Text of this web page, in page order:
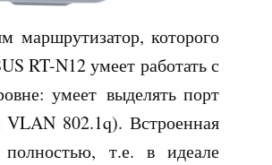
которого
RT-N12 умеет работать с
умеет выделять порт
VLAN 802.1q). Встроенная
полностью, т.е. в идеале